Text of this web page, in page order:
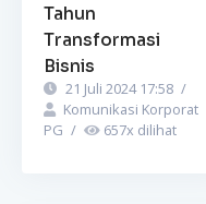
Tahun
Transformasi
Bisnis
21 Juli 2024 17:58 /
Komunikasi Korporat
PG / 657x dilihat